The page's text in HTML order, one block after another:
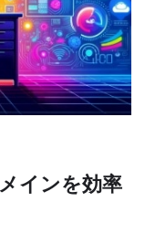
インを効率